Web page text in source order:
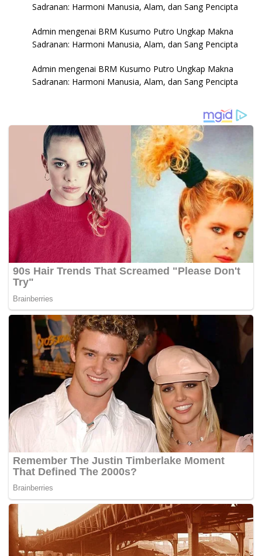
Sadranan: Harmoni Manusia, Alam, dan Sang Pencipta
Admin mengenai BRM Kusumo Putro Ungkap Makna
Sadranan: Harmoni Manusia, Alam, dan Sang Pencipta
Admin mengenai BRM Kusumo Putro Ungkap Makna
Sadranan: Harmoni Manusia, Alam, dan Sang Pencipta